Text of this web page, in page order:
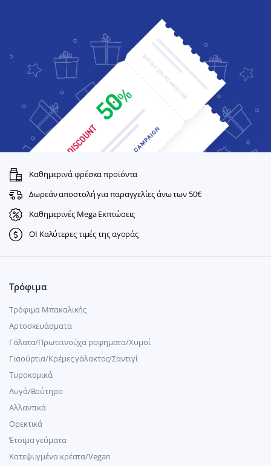
Καθημερινά φρέσκα προϊόντα
Δωρεάν αποστολή για παραγγελίες άνω των 50€
Καθημερινές Mega Εκπτώσεις
ΟΙ Καλύτερες τιμές της αγοράς
Τρόφιμα
Τρόφιμα Μπακαλικής
Αρτοσκευάσματα
Γάλατα/Πρωτεινούχα ροφηματα/Χυμοί
Γιαούρτια/Κρέμες γάλακτος/Σαντιγί
Τυροκομικά
Αυγά/Βούτηρο
Αλλαντικά
Ορεκτικά
Έτοιμα γεύματα
Κατεψυγμένα κρέατα/Vegan